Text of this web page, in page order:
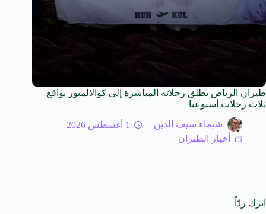
طيران الرياض يطلق رحلاته المباشرة إلى كوالالمبور بواقع
ثلاث رحلات أسبوعيا
شيماء سيف الدين
1 أغسطس 2026
أخبار الطيران
اترك ردّاً